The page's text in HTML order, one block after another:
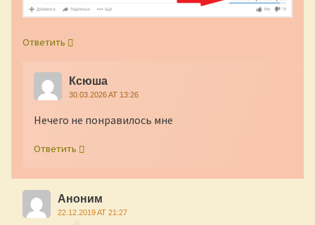
Ответить
Ксюша
30.03.2026 AT 13:26
Нечего не понравилось мне
Ответить
Аноним
22.12.2019 AT 21:27